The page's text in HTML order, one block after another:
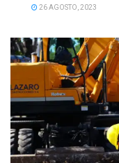
26 AGOSTO, 2023